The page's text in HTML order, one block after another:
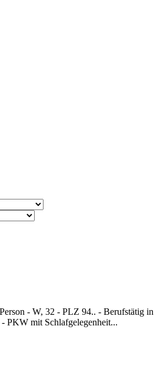
- W, 32 - PLZ 94.. - Berufstätig in
PKW mit Schlafgelegenheit...